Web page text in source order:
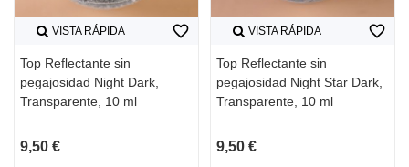
VISTA RÁPIDA
Top Reflectante sin
pegajosidad Night Dark,
Transparente, 10 ml
9,50 €
favorite_border VISTA RÁPIDA
Top Reflectante sin
pegajosidad Night Star Dark,
Transparente, 10 ml
9,50 €
favorite_border